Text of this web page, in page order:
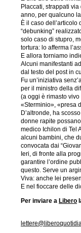
Placcati, strappati
anno, per qualcuno
È il caso
“debunking”
solo caso di stupro,
tortura: lo afferma
E allora torniamo
Alcuni manifestanti
dal testo del post in
Fu un’iniziativa
per il ministro della
(a oggi è rimasto
«Sterminio», «presa
D’altronde, ha
donne rapite
medico Ichilon di Tel
alcuni bambini, che
convocata dai
Ieri, di fronte alla
garantire l’ordine
questo. Serve un
Viva: anche lei
E nel fioccare delle
Per inviare a Libero